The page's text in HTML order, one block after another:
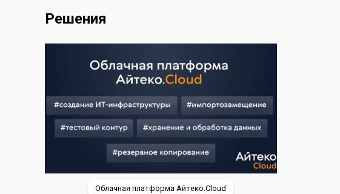
Решения
Облачная платформа Айтеко.Cloud